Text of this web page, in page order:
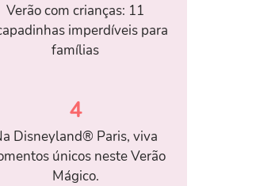
Verão com crianças: 11
imperdíveis para
famílias
4
Disneyland® Paris, viva
únicos neste Verão
Mágico.